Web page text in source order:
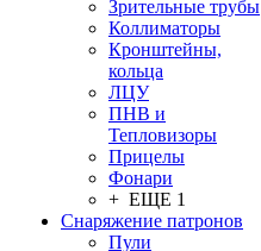
Зрительные трубы
Коллиматоры
Кронштейны,
кольца
ЛЦУ
ПНВ и
Тепловизоры
Прицелы
Фонари
+ ЕЩЕ 1
Снаряжение патронов
Пули